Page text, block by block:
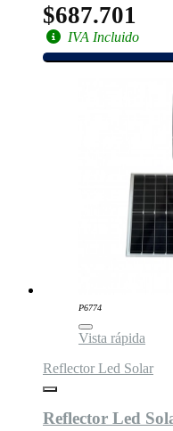
$687.701
IVA Incluido
P6774
Vista rápida
Reflector Led Solar
Reflector Led